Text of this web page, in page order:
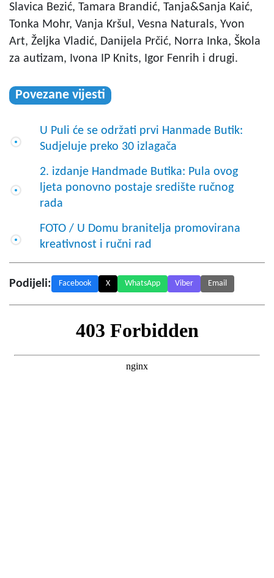
Slavica Bezić, Tamara Brandić, Tanja&Sanja Kaić,
Tonka Mohr, Vanja Kršul, Vesna Naturals, Yvon
Art, Željka Vladić, Danijela Prčić, Norra Inka, Škola
za autizam, Ivona IP Knits, Igor Fenrih i drugi.
Povezane vijesti
U Puli će se održati prvi Hanmade Butik:
Sudjeluje preko 30 izlagača
2. izdanje Handmade Butika: Pula ovog
ljeta ponovno postaje središte ručnog
rada
FOTO / U Domu branitelja promovirana
kreativnost i ručni rad
Podijeli: Facebook X WhatsApp Viber Email